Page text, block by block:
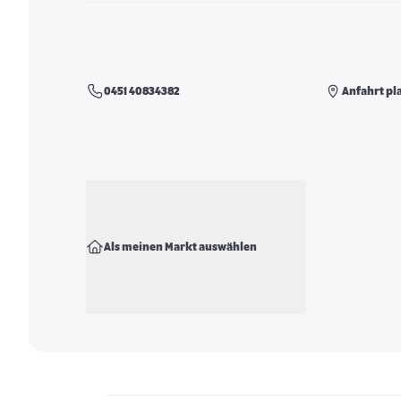
0451 40834382 Anfahrt
Als meinen Markt auswählen